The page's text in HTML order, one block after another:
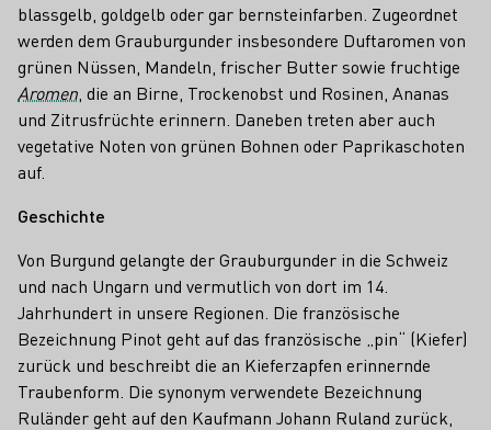
blassgelb, goldgelb oder gar bernsteinfarben. Zugeordnet
werden dem Grauburgunder insbesondere Duftaromen von
grünen Nüssen, Mandeln, frischer Butter sowie fruchtige
Aromen , die an Birne, Trockenobst und Rosinen, Ananas
und Zitrusfrüchte erinnern. Daneben treten aber auch
vegetative Noten von grünen Bohnen oder Paprikaschoten
auf.
Geschichte
Von Burgund gelangte der Grauburgunder in die Schweiz
und nach Ungarn und vermutlich von dort im 14.
Jahrhundert in unsere Regionen. Die französische
Bezeichnung Pinot geht auf das französische „pin“ (Kiefer)
zurück und beschreibt die an Kieferzapfen erinnernde
Traubenform. Die synonym verwendete Bezeichnung
Ruländer geht auf den Kaufmann Johann Ruland zurück,